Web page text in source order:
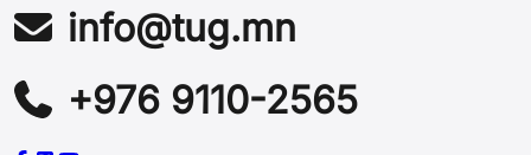
info@tug.mn
+976 9110-2565